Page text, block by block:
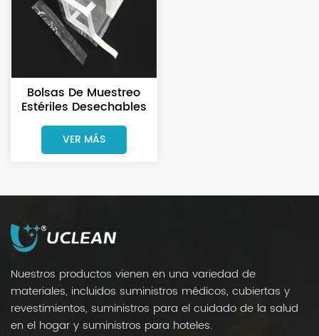
Bolsas De Muestreo
Estériles Desechables
Para Uso En Laboratorio
VER MÁS
Nuestros productos vienen en una variedad de
materiales, incluidos suministros médicos, cubiertas y
revestimientos, suministros para el cuidado de la salud
en el hogar y suministros para hoteles.